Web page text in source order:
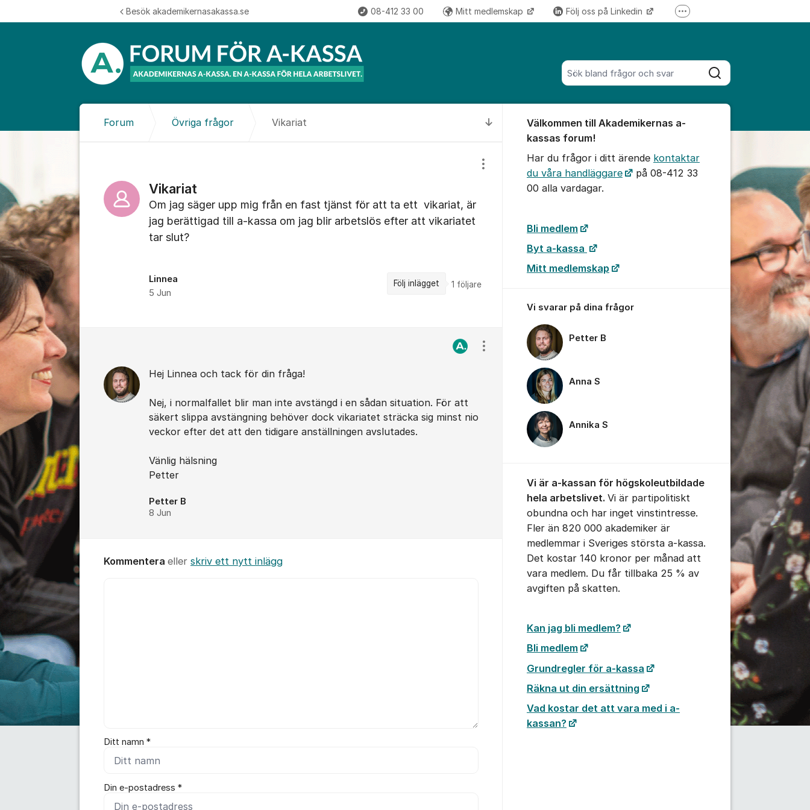
Sök bland alla inlägg
Sök
Besök akademikernasakassa.se 08-412 33 00 Mitt medlemskap Följ oss på Linkedin Fler supportlänkar
Till senaste kommentaren
Forum Övriga frågor Vikariat
Vikariat
Visa/dölj inställningar för inlägg/kommentar
Om jag säger upp mig från en fast tjänst för att ta ett vikariat, är
jag berättigad till a-kassa om jag blir arbetslös efter att vikariatet
tar slut?
Linnea
5 Jun
Följ inlägget 1 följare
Hej Linnea och tack för din fråga!
Nej, i normalfallet blir man inte avstängd i en sådan situation. För att
säkert slippa avstängning behöver dock vikariatet sträcka sig minst nio
veckor efter det att den tidigare anställningen avslutades.
Vänlig hälsning
Petter
Petter B
8 Jun
Visa/dölj inställningar för inlägg/kommentar
Kommentera eller skriv ett nytt inlägg
Ditt namn *
Din e-postadress *
Välkommen till Akademikernas a-
kassas forum!
Har du frågor i ditt ärende kontaktar
du våra handläggare
på 08-412 33
00 alla vardagar.
Bli medlem
Byt a-kassa
Mitt medlemskap
Vi svarar på dina frågor
Petter B
Anna S
Annika S
Vi är a-kassan för högskoleutbildade
hela arbetslivet. Vi är partipolitiskt
obundna och har inget vinstintresse.
Fler än 820 000 akademiker är
medlemmar i Sveriges största a-kassa.
Det kostar 140 kronor per månad att
vara medlem. Du får tillbaka 25 % av
avgiften på skatten.
Kan jag bli medlem?
Bli medlem
Grundregler för a-kassa
Räkna ut din ersättning
Vad kostar det att vara med i a-
kassan?